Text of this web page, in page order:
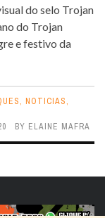
do Trojan
e festivo da
, NOTICIAS,
BY ELAINE MAFRA